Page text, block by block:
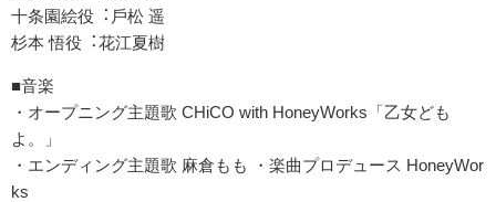
⼗条園絵役︓⼾松 遥
杉本 悟役︓花江夏樹
■⾳楽
・オープニング主題歌 CHiCO with HoneyWorks「⼄⼥ども
よ。」
・エンディング主題歌 ⿇倉もも ・楽曲プロデュース HoneyWor
ks